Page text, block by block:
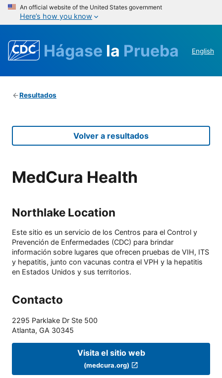
An official website of the United States government
Here’s how you know
Hágase la Prueba English
Resultados
Volver a resultados
MedCura Health
Northlake Location
Este sitio es un servicio de los Centros para el Control y
Prevención de Enfermedades (CDC) para brindar
información sobre lugares que ofrecen pruebas de VIH, ITS
y hepatitis, junto con vacunas contra el VPH y la hepatitis
en Estados Unidos y sus territorios.
Contacto
2295 Parklake Dr Ste 500
Atlanta, GA 30345
Visita el sitio web
(medcura.org)